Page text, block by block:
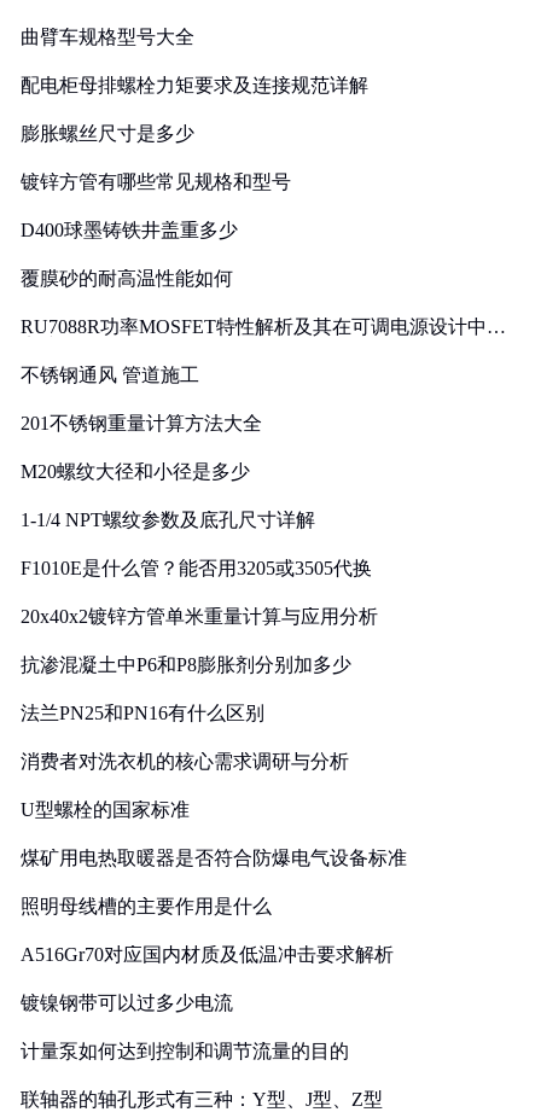
曲臂车规格型号大全
配电柜母排螺栓力矩要求及连接规范详解
膨胀螺丝尺寸是多少
镀锌方管有哪些常见规格和型号
D400球墨铸铁井盖重多少
覆膜砂的耐高温性能如何
RU7088R功率MOSFET特性解析及其在可调电源设计中的
不锈钢通风 管道施工
201不锈钢重量计算方法大全
M20螺纹大径和小径是多少
1-1/4 NPT螺纹参数及底孔尺寸详解
F1010E是什么管？能否用3205或3505代换
20x40x2镀锌方管单米重量计算与应用分析
抗渗混凝土中P6和P8膨胀剂分别加多少
法兰PN25和PN16有什么区别
消费者对洗衣机的核心需求调研与分析
U型螺栓的国家标准
煤矿用电热取暖器是否符合防爆电气设备标准
照明母线槽的主要作用是什么
A516Gr70对应国内材质及低温冲击要求解析
镀镍钢带可以过多少电流
计量泵如何达到控制和调节流量的目的
联轴器的轴孔形式有三种：Y型、J型、Z型